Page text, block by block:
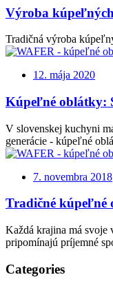
Výroba
Tradičná výroba
12. mája 2020
Kúpeľné oblátky:
V slovenskej kuchyni
generácie - kúpeľné
7. novembra 2018
Tradičné kúpeľné
Každá krajina má svoje
pripomínajú príjemné
Categories